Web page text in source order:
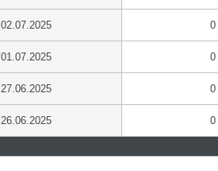
02.07.2025 0
01.07.2025 0
27.06.2025 0
26.06.2025 0